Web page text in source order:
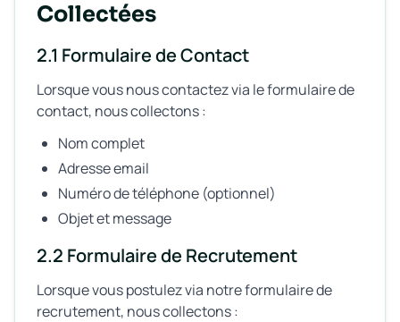
Collectées
2.1 Formulaire de Contact
Lorsque vous nous contactez via le formulaire de
contact, nous collectons :
Nom complet
Adresse email
Numéro de téléphone (optionnel)
Objet et message
2.2 Formulaire de Recrutement
Lorsque vous postulez via notre formulaire de
recrutement, nous collectons :